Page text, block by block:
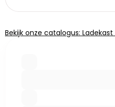
Bekijk onze catalogus: